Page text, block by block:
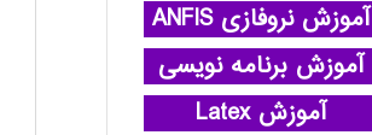
آموزش نروفازی ANFIS
آموزش برنامه نویسی
آموزش Latex